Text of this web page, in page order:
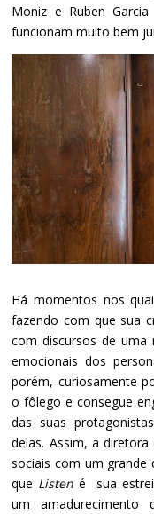
Moniz e Ruben
funcionam muito bem
Há momentos nos
fazendo com que sua
com discursos de uma
emocionais dos
porém, curiosamente
o fôlego e consegue
das suas
delas. Assim, a
sociais com um grande
que Listené sua
um amadurecimento